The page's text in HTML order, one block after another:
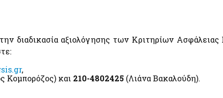
την διαδικασία αξιολόγησης των Κριτηρίων
,
Κομπορόζος) και 210-4802425 (Λιάνα Βακαλούδη).